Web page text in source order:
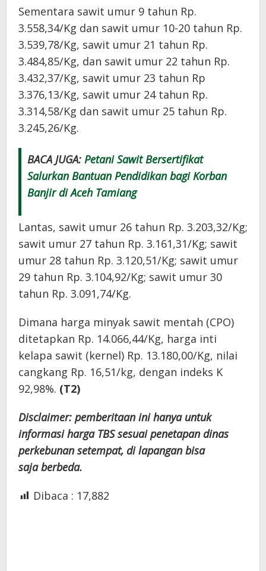
Sementara sawit umur 9 tahun Rp.
3.558,34/Kg dan sawit umur 10-20 tahun Rp.
3.539,78/Kg, sawit umur 21 tahun Rp.
3.484,85/Kg, dan sawit umur 22 tahun Rp.
3.432,37/Kg, sawit umur 23 tahun Rp
3.376,13/Kg, sawit umur 24 tahun Rp.
3.314,58/Kg dan sawit umur 25 tahun Rp.
3.245,26/Kg.
BACA JUGA: Petani Sawit Bersertifikat
Salurkan Bantuan Pendidikan bagi Korban
Banjir di Aceh Tamiang
Lantas, sawit umur 26 tahun Rp. 3.203,32/Kg;
sawit umur 27 tahun Rp. 3.161,31/Kg; sawit
umur 28 tahun Rp. 3.120,51/Kg; sawit umur
29 tahun Rp. 3.104,92/Kg; sawit umur 30
tahun Rp. 3.091,74/Kg.
Dimana harga minyak sawit mentah (CPO)
ditetapkan Rp. 14.066,44/Kg, harga inti
kelapa sawit (kernel) Rp. 13.180,00/Kg, nilai
cangkang Rp. 16,51/kg, dengan indeks K
92,98%. (T2)
Disclaimer: pemberitaan ini hanya untuk
informasi harga TBS sesuai penetapan dinas
perkebunan setempat, di lapangan bisa
saja berbeda.
Dibaca : 17,882